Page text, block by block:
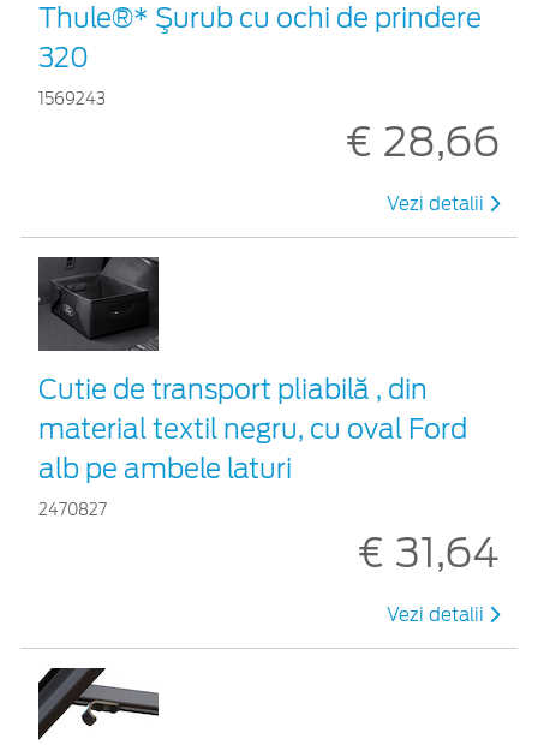
Thule®* Şurub cu ochi de prindere
320
1569243
€ 28,66
Vezi detalii
Cutie de transport pliabilă , din
material textil negru, cu oval Ford
alb pe ambele laturi
2470827
€ 31,64
Vezi detalii